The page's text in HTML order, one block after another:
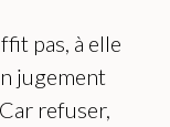
pas, à elle
jugement
refuser,